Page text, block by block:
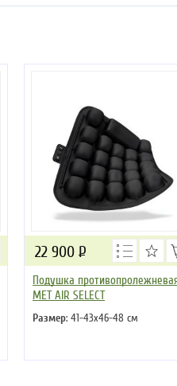
Подушка
MET AIR SELECT
Размер: 41-43x46-48 см
22 900 Р